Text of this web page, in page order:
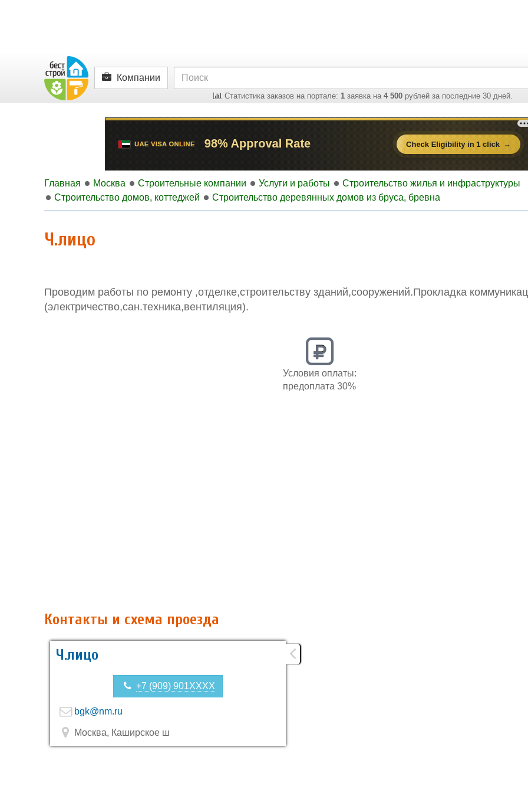
Компании
Статистика заказов на портале: 1 заявка на 4 500 рублей за последние 30 дней.
Главная Москва Строительные компании Услуги и работы
Строительство жилья и инфраструктуры
Строительство домов, коттеджей
Строительство деревянных домов из бруса, бревна
Ч.лицо
Проводим работы по ремонту ,отделке,строительству зданий,сооружений.Прокладка
(электричество,сан.техника,вентиляция).
Условия оплаты:
предоплата 30%
Контакты и схема проезда
Ч.лицо
+7 (909) 901XXXX
bgk@nm.ru
Москва, Каширское ш